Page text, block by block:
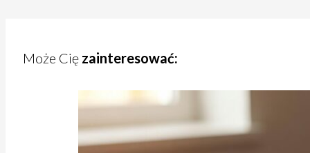
Może Cię zainteresować: